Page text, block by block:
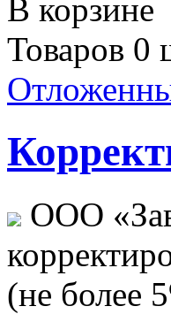
В корзине
Товаров 0
ООО
(не более